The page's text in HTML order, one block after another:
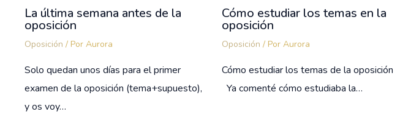
La última semana antes de la
oposición
Oposición / Por Aurora
Solo quedan unos días para el primer
examen de la oposición (tema+supuesto),
y os voy…
Cómo estudiar los temas en la
oposición
Oposición / PorAurora
Cómo estudiar los temas de la oposición
Ya comenté cómo estudiaba la…